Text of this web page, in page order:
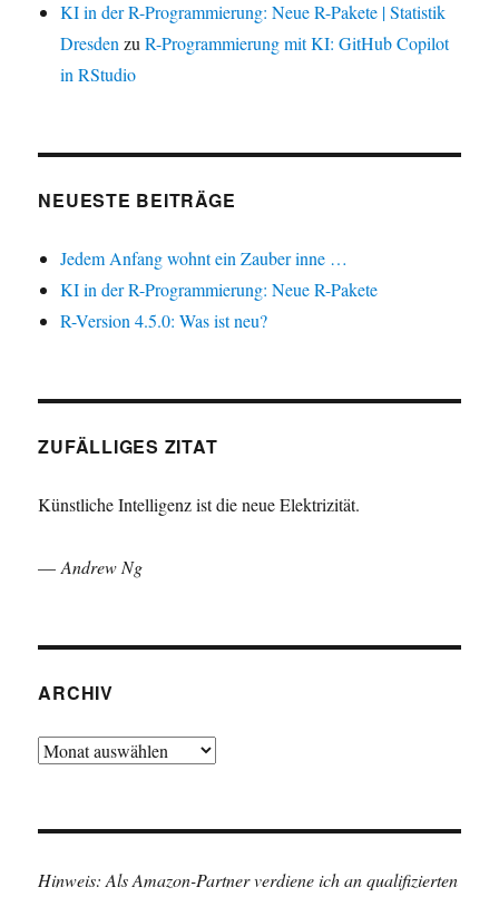
KI in der R-Programmierung: Neue R-Pakete | Statistik
Dresden zuR-Programmierung mit KI: GitHub Copilot
in RStudio
NEUESTE BEITRÄGE
Jedem Anfang wohnt ein Zauber inne …
KI in der R-Programmierung: Neue R-Pakete
R-Version 4.5.0: Was ist neu?
ZUFÄLLIGES ZITAT
Künstliche Intelligenz ist die neue Elektrizität.
—Andrew Ng
ARCHIV
Archiv
Hinweis: Als Amazon-Partner verdiene ich an qualifizierten